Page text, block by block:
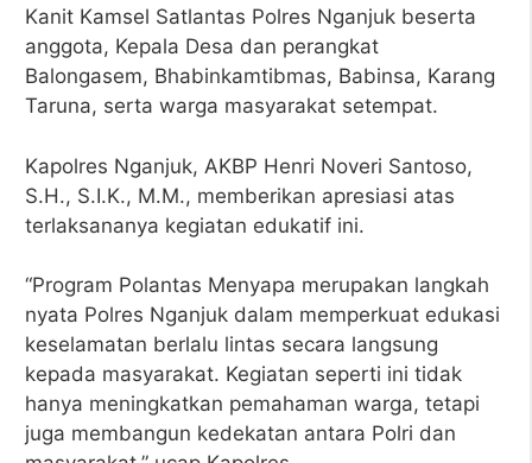
Kanit Kamsel Satlantas Polres Nganjuk beserta
anggota, Kepala Desa dan perangkat
Balongasem, Bhabinkamtibmas, Babinsa, Karang
Taruna, serta warga masyarakat setempat.
Kapolres Nganjuk, AKBP Henri Noveri Santoso,
S.H., S.I.K., M.M., memberikan apresiasi atas
terlaksananya kegiatan edukatif ini.
“Program Polantas Menyapa merupakan langkah
nyata Polres Nganjuk dalam memperkuat edukasi
keselamatan berlalu lintas secara langsung
kepada masyarakat. Kegiatan seperti ini tidak
hanya meningkatkan pemahaman warga, tetapi
juga membangun kedekatan antara Polri dan